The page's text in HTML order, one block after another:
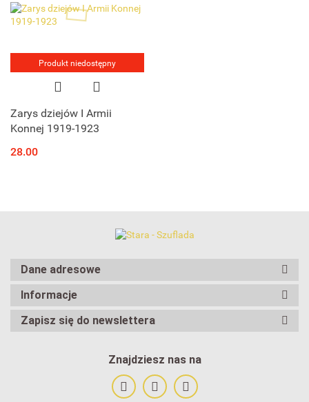
Produkt niedostępny
Zarys dziejów I Armii
Konnej 1919-1923
28.00
Dane adresowe
Informacje
Zapisz się do newslettera
Znajdziesz nas na